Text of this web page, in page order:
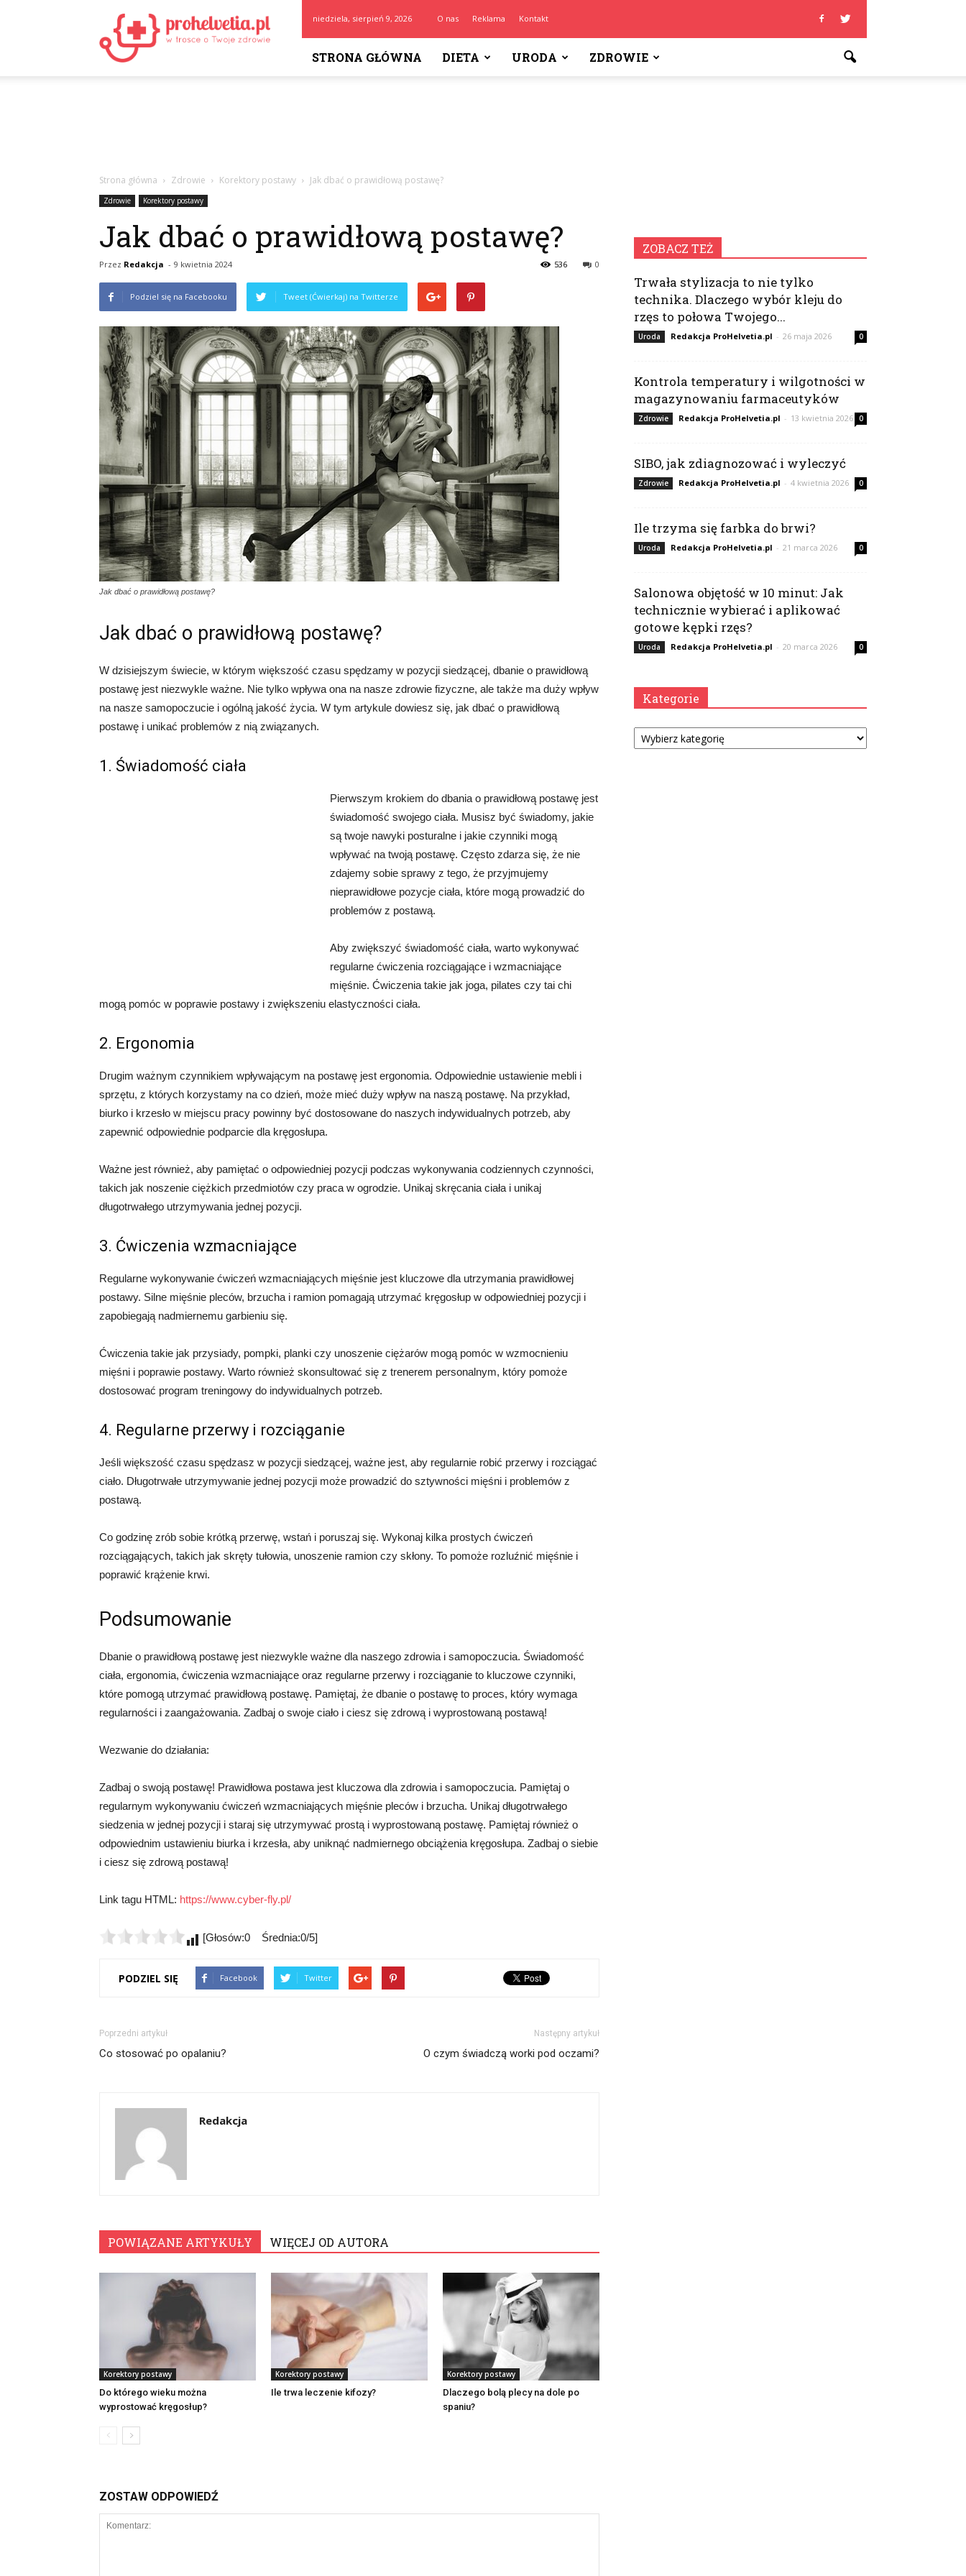
niedziela, sierpień 9, 2026 O nas Reklama Kontakt
STRONA GŁÓWNA DIETA URODA ZDROWIE
Strona główna Zdrowie Korektory postawy Jak dbać o prawidłową postawę?
Zdrowie Korektory postawy
Jak dbać o prawidłową postawę?
Przez Redakcja - 9 kwietnia 2024 0
536
Podziel się na Facebooku Tweet (Ćwierkaj) na Twitterze
Jak dbać o prawidłową postawę?
Jak dbać o prawidłową postawę?
W dzisiejszym świecie, w którym większość czasu spędzamy w pozycji siedzącej, dbanie o prawidłową
postawę jest niezwykle ważne. Nie tylko wpływa ona na nasze zdrowie fizyczne, ale także ma duży wpływ
na nasze samopoczucie i ogólną jakość życia. W tym artykule dowiesz się, jak dbać o prawidłową
postawę i unikać problemów z nią związanych.
1. Świadomość ciała
Pierwszym krokiem do dbania o prawidłową postawę jest
świadomość swojego ciała. Musisz być świadomy, jakie
są twoje nawyki posturalne i jakie czynniki mogą
wpływać na twoją postawę. Często zdarza się, że nie
zdajemy sobie sprawy z tego, że przyjmujemy
nieprawidłowe pozycje ciała, które mogą prowadzić do
problemów z postawą.
Aby zwiększyć świadomość ciała, warto wykonywać
regularne ćwiczenia rozciągające i wzmacniające
mięśnie. Ćwiczenia takie jak joga, pilates czy tai chi
mogą pomóc w poprawie postawy i zwiększeniu elastyczności ciała.
2. Ergonomia
Drugim ważnym czynnikiem wpływającym na postawę jest ergonomia. Odpowiednie ustawienie mebli i
sprzętu, z których korzystamy na co dzień, może mieć duży wpływ na naszą postawę. Na przykład,
biurko i krzesło w miejscu pracy powinny być dostosowane do naszych indywidualnych potrzeb, aby
zapewnić odpowiednie podparcie dla kręgosłupa.
Ważne jest również, aby pamiętać o odpowiedniej pozycji podczas wykonywania codziennych czynności,
takich jak noszenie ciężkich przedmiotów czy praca w ogrodzie. Unikaj skręcania ciała i unikaj
długotrwałego utrzymywania jednej pozycji.
3. Ćwiczenia wzmacniające
Regularne wykonywanie ćwiczeń wzmacniających mięśnie jest kluczowe dla utrzymania prawidłowej
postawy. Silne mięśnie pleców, brzucha i ramion pomagają utrzymać kręgosłup w odpowiedniej pozycji i
zapobiegają nadmiernemu garbieniu się.
Ćwiczenia takie jak przysiady, pompki, planki czy unoszenie ciężarów mogą pomóc w wzmocnieniu
mięśni i poprawie postawy. Warto również skonsultować się z trenerem personalnym, który pomoże
dostosować program treningowy do indywidualnych potrzeb.
4. Regularne przerwy i rozciąganie
Jeśli większość czasu spędzasz w pozycji siedzącej, ważne jest, aby regularnie robić przerwy i rozciągać
ciało. Długotrwałe utrzymywanie jednej pozycji może prowadzić do sztywności mięśni i problemów z
postawą.
Co godzinę zrób sobie krótką przerwę, wstań i poruszaj się. Wykonaj kilka prostych ćwiczeń
rozciągających, takich jak skręty tułowia, unoszenie ramion czy skłony. To pomoże rozluźnić mięśnie i
poprawić krążenie krwi.
Podsumowanie
Dbanie o prawidłową postawę jest niezwykle ważne dla naszego zdrowia i samopoczucia. Świadomość
ciała, ergonomia, ćwiczenia wzmacniające oraz regularne przerwy i rozciąganie to kluczowe czynniki,
które pomogą utrzymać prawidłową postawę. Pamiętaj, że dbanie o postawę to proces, który wymaga
regularności i zaangażowania. Zadbaj o swoje ciało i ciesz się zdrową i wyprostowaną postawą!
Wezwanie do działania:
Zadbaj o swoją postawę! Prawidłowa postawa jest kluczowa dla zdrowia i samopoczucia. Pamiętaj o
regularnym wykonywaniu ćwiczeń wzmacniających mięśnie pleców i brzucha. Unikaj długotrwałego
siedzenia w jednej pozycji i staraj się utrzymywać prostą i wyprostowaną postawę. Pamiętaj również o
odpowiednim ustawieniu biurka i krzesła, aby uniknąć nadmiernego obciążenia kręgosłupa. Zadbaj o siebie
i ciesz się zdrową postawą!
Link tagu HTML: https://www.cyber-fly.pl/
[Głosów:0 Średnia:0/5]
PODZIEL SIĘ Facebook Twitter
Poprzedni artykuł
Co stosować po opalaniu?
Następny artykuł
O czym świadczą worki pod oczami?
Redakcja
POWIĄZANE ARTYKUŁY WIĘCEJ OD AUTORA
Korektory postawy
Do którego wieku można
wyprostować kręgosłup?
Korektory postawy
Ile trwa leczenie kifozy?
Korektory postawy
Dlaczego bolą plecy na dole po
spaniu?
ZOSTAW ODPOWIEDŹ
ZOBACZ TEŻ
Trwała stylizacja to nie tylko
technika. Dlaczego wybór kleju do
rzęs to połowa Twojego...
Uroda Redakcja ProHelvetia.pl - 26 maja 2026 0
Kontrola temperatury i wilgotności w
magazynowaniu farmaceutyków
Zdrowie Redakcja ProHelvetia.pl - 13 kwietnia 2026 0
SIBO, jak zdiagnozować i wyleczyć
Zdrowie Redakcja ProHelvetia.pl - 4 kwietnia 2026 0
Ile trzyma się farbka do brwi?
Uroda Redakcja ProHelvetia.pl - 21 marca 2026 0
Salonowa objętość w 10 minut: Jak
technicznie wybierać i aplikować
gotowe kępki rzęs?
Uroda Redakcja ProHelvetia.pl - 20 marca 2026 0
Kategorie
Kategorie